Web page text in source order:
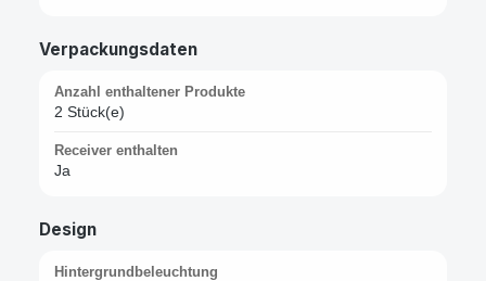
Verpackungsdaten
Anzahl enthaltener Produkte
2 Stück(e)
Receiver enthalten
Ja
Design
Hintergrundbeleuchtung